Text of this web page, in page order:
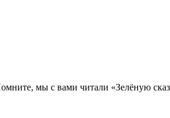
мы с вами читали «Зелёную